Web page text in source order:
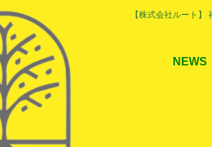
【株式会社ルート
NEWS